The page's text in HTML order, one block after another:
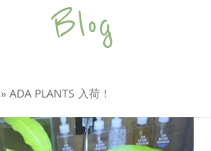
Blog
»ADA PLANTS 入荷！